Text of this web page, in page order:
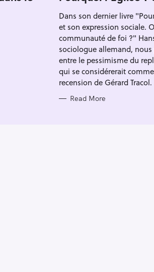
O
R
I
E
S
Dans son dernier livre
et son expression sociale.
communauté de foi ?"
sociologue allemand,
entre le pessimisme du
qui se considérerait
recension de Gérard Tracol.
Read More